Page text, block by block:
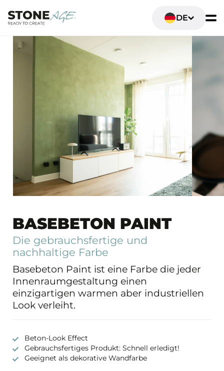
DE
BASEBETON PAINT
Die gebrauchsfertige und
nachhaltige Farbe
Basebeton Paint ist eine Farbe die jeder
Innenraumgestaltung einen
einzigartigen warmen aber industriellen
Look verleiht.
Beton-Look Effect
Gebrauchsfertiges Produkt: Schnell erledigt!
Geeignet als dekorative Wandfarbe